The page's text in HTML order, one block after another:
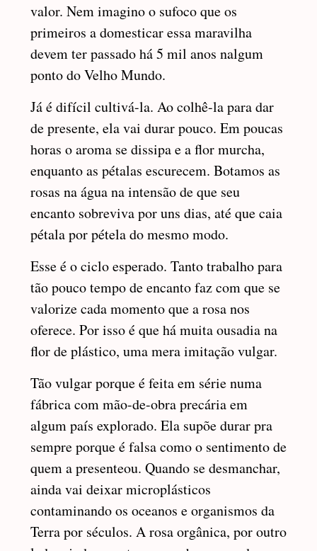
valor. Nem imagino o sufoco que os
primeiros a domesticar essa maravilha
devem ter passado há 5 mil anos nalgum
ponto do Velho Mundo.
Já é difícil cultivá-la. Ao colhê-la para dar
de presente, ela vai durar pouco. Em poucas
horas o aroma se dissipa e a flor murcha,
enquanto as pétalas escurecem. Botamos as
rosas na água na intensão de que seu
encanto sobreviva por uns dias, até que caia
pétala por pétela do mesmo modo.
Esse é o ciclo esperado. Tanto trabalho para
tão pouco tempo de encanto faz com que se
valorize cada momento que a rosa nos
oferece. Por isso é que há muita ousadia na
flor de plástico, uma mera imitação vulgar.
Tão vulgar porque é feita em série numa
fábrica com mão-de-obra precária em
algum país explorado. Ela supõe durar pra
sempre porque é falsa como o sentimento de
quem a presenteou. Quando se desmanchar,
ainda vai deixar microplásticos
contaminando os oceanos e organismos da
Terra por séculos. A rosa orgânica, por outro